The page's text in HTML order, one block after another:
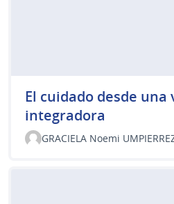
El cuidado desde
integradora
GRACIELA Noemi